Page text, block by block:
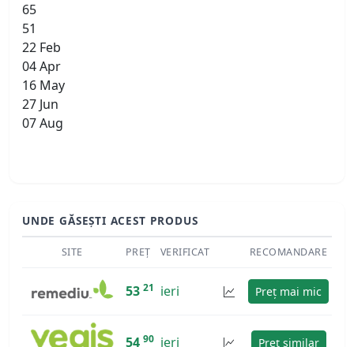
65
51
22 Feb
04 Apr
16 May
27 Jun
07 Aug
UNDE GĂSEȘTI ACEST PRODUS
SITE PREȚ VERIFICAT RECOMANDARE
53 21 ieri Preț mai mic
54 90 ieri Preț similar